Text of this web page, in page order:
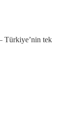
Türkiye’nin tek